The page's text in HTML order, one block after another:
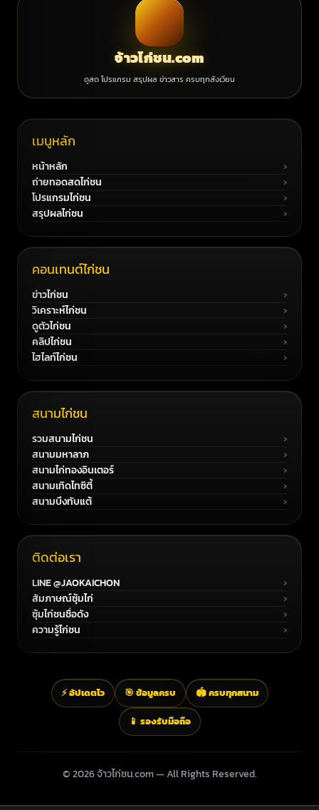
จ้าวไก่ชน.com
ดูสด โปรแกรม สรุปผล ข่าวสาร ครบทุกสังเวียน
เมนูหลัก
หน้าหลัก
ถ่ายทอดสดไก่ชน
โปรแกรมไก่ชน
สรุปผลไก่ชน
คอนเทนต์ไก่ชน
ข่าวไก่ชน
วิเคราะห์ไก่ชน
ดูตัวไก่ชน
คลิปไก่ชน
ไฮไลท์ไก่ชน
สนามไก่ชน
รวมสนามไก่ชน
สนามมหาลาภ
สนามไก่ทองอินเตอร์
สนามเทิดไทซิตี้
สนามบึงทับแต้
ติดต่อเรา
LINE @JAOKAICHON
สัมภาษณ์ซุ้มไก่
ซุ้มไก่ชนชื่อดัง
ความรู้ไก่ชน
⚡ อัปเดตไว 🎯 ข้อมูลครบ 🏟️ ครบทุกสนาม
📱 รองรับมือถือ
© 2026 จ้าวไก่ชน.com — All Rights Reserved.